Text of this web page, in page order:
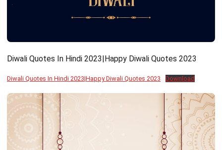
Diwali Quotes In Hindi 2023|Happy Diwali Quotes 2023
Diwali Quotes In Hindi 2023|Happy Diwali Quotes 2023 Download